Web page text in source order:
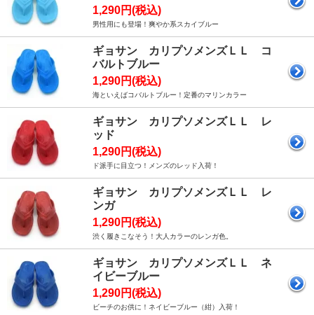
1,290円(税込)
男性用にも登場！爽やか系スカイブルー
ギョサン カリプソメンズＬＬ コ
バルトブルー
1,290円(税込)
海といえばコバルトブルー！定番のマリンカラー
ギョサン カリプソメンズＬＬ レ
ッド
1,290円(税込)
ド派手に目立つ！メンズのレッド入荷！
ギョサン カリプソメンズＬＬ レ
ンガ
1,290円(税込)
渋く履きこなそう！大人カラーのレンガ色。
ギョサン カリプソメンズＬＬ ネ
イビーブルー
1,290円(税込)
ビーチのお供に！ネイビーブルー（紺）入荷！